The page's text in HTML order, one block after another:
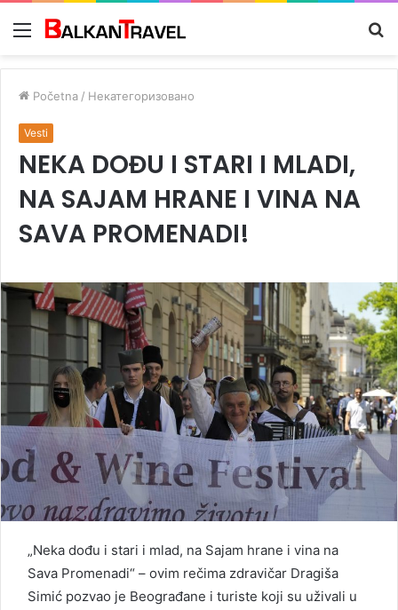
Meni
Početna / Некатегоризовано
Vesti
NEKA DOĐU I STARI I MLADI,
NA SAJAM HRANE I VINA NA
SAVA PROMENADI!
„Neka dođu i stari i mlad, na Sajam hrane i vina na
Sava Promenadi“ – ovim rečima zdravičar Dragiša
Simić pozvao je Beograđane i turiste koji su uživali u